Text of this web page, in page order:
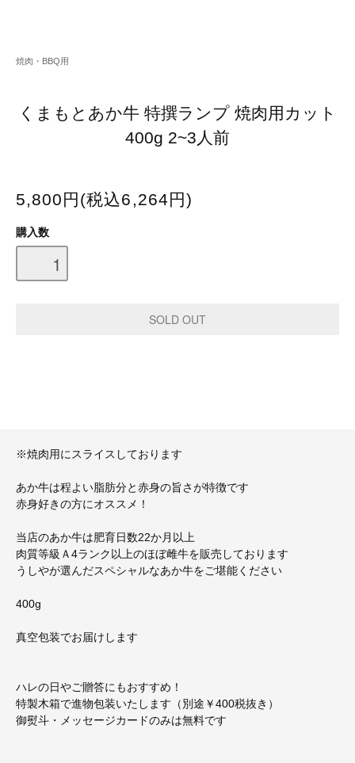
焼肉・BBQ用
くまもとあか牛 特撰ランプ 焼肉用カット
400g 2~3人前
5,800円(税込6,264円)
購入数
※焼肉用にスライスしております
あか牛は程よい脂肪分と赤身の旨さが特徴です
赤身好きの方にオススメ！
当店のあか牛は肥育日数22か月以上
肉質等級Ａ4ランク以上のほぼ雌牛を販売しております
うしやが選んだスペシャルなあか牛をご堪能ください
400g
真空包装でお届けします
ハレの日やご贈答にもおすすめ！
特製木箱で進物包装いたします（別途￥400税抜き）
御熨斗・メッセージカードのみは無料です